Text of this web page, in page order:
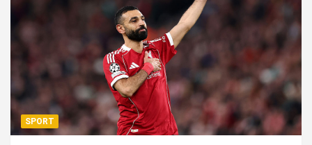
SPORT